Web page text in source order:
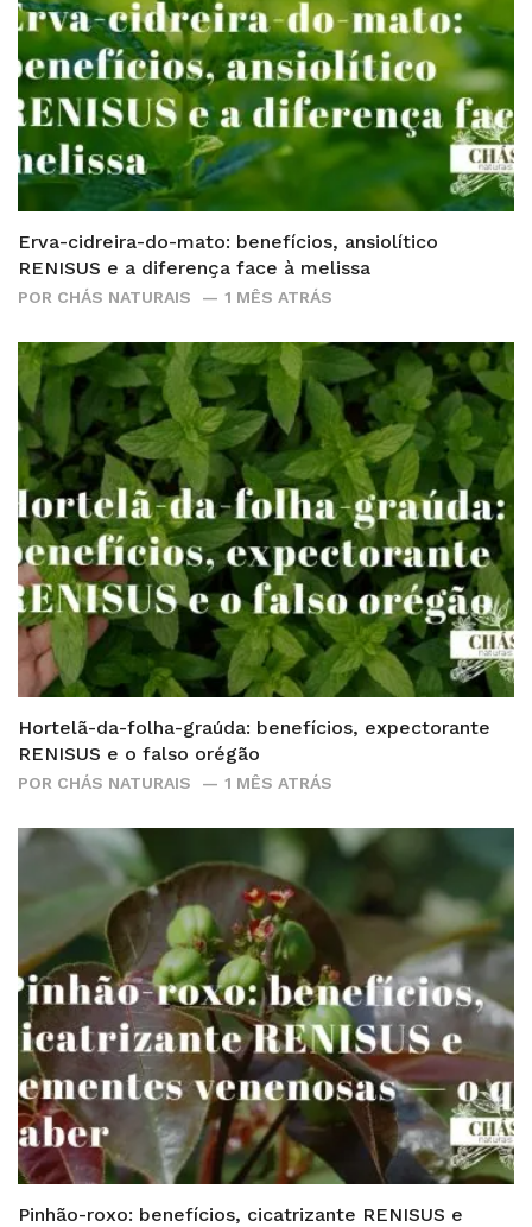
Erva-cidreira-do-mato: benefícios, ansiolítico
RENISUS e a diferença face à melissa
POR CHÁS NATURAIS 1 MÊS ATRÁS
Hortelã-da-folha-graúda: benefícios, expectorante
RENISUS e o falso orégão
POR CHÁS NATURAIS 1 MÊS ATRÁS
Pinhão-roxo: benefícios, cicatrizante RENISUS e